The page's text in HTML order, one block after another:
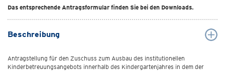
Das entsprechende Antragsformular finden Sie bei den Downloads.
Beschreibung
Antragstellung für den Zuschuss zum Ausbau des institutionellen
Kinderbetreuungsangebots innerhalb des Kindergartenjahres in dem der